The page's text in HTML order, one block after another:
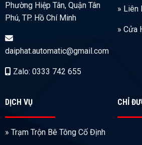
Phường Hiệp Tân, Quận Tân
Phú, TP. Hồ Chí Minh
daiphat.automatic@gmail.com
Zalo: 0333 742 655
» Liên
» Cửa
DỊCH VỤ
» Trạm Trộn Bê Tông Cố Định
CHỈ